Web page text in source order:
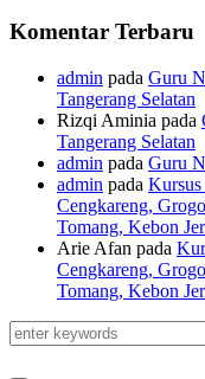
Komentar Terbaru
admin pada Guru
Tangerang Selatan
Rizqi Aminia pada
Tangerang Selatan
admin pada Guru
admin pada
Cengkareng,
Tomang, Kebon
Arie Afan pada
Cengkareng,
Tomang, Kebon